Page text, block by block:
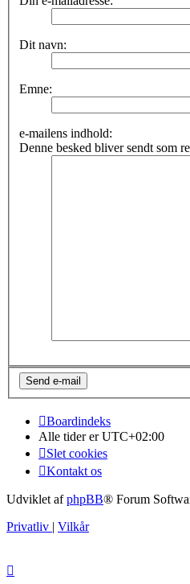
Dit navn:
Emne:
e-mailens indhold:
Denne besked bliver sendt som
Boardindeks
Alle tider erUTC+02:00
Slet cookies
Kontakt os
Udviklet afphpBB® Forum
Privatliv
Vilkår